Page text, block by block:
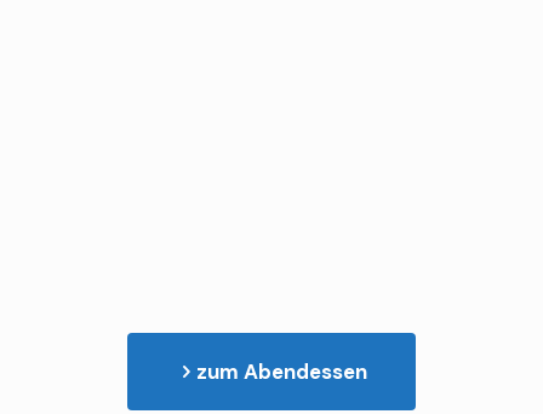
zum Abendessen